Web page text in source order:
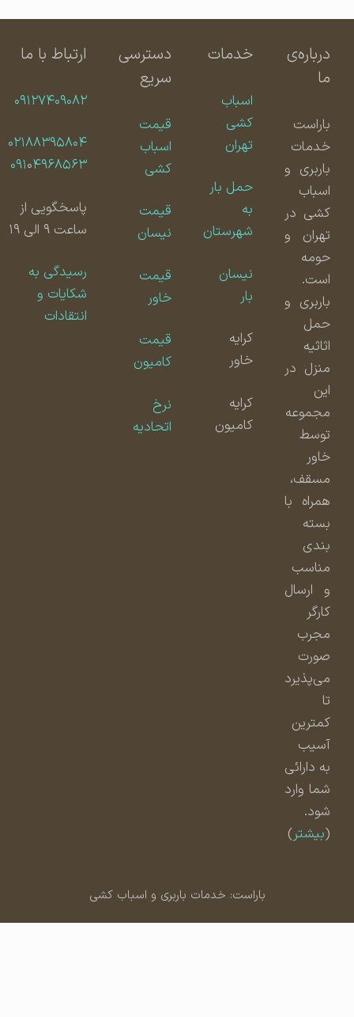
درباره‌ی
باراست
خدمات
باربری و
اسباب
کشی در
تهران و
حومه
است.
باربری و
حمل
اثاثیه
منزل در
مجموعه
توسط
مسقف،
همراه با
بسته
بندی
مناسب
و ارسال
مجرب
صورت
می‌پذیرد
کمترین
آسیب
به دارائی
شما وارد
شود.
بیشتر)
خدمات
اسباب
کشی
تهران
حمل بار
شهرستان
نیسان
کامیون
دسترسی
سریع
قیمت
اسباب
کشی
قیمت
نیسان
قیمت
قیمت
کامیون
اتحادیه
ارتباط با ما
۰۹۱۲۷۴۰۹۰۸۲
۰۲۱۸۸۳۹۵۸۰۴
۰۹۱۰۴۹۶۸۵۶۳
پاسخگویی از
ساعت ۹ الی ۱۹
رسیدگی به
شکایات و
انتقادات
باراست: خدمات باربری و اسباب کشی